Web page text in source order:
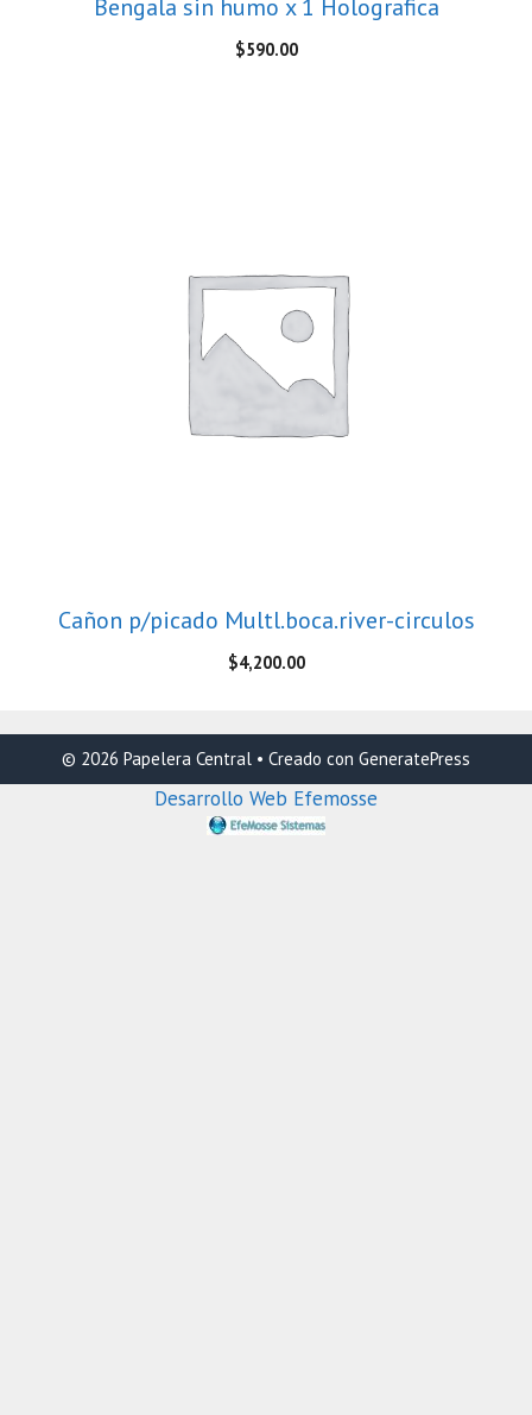
Bengala sin humo x 1 Holografica
$590.00
Cañon p/picado Multl.boca.river-circulos
$4,200.00
© 2026 Papelera Central • Creado con GeneratePress
Desarrollo Web Efemosse